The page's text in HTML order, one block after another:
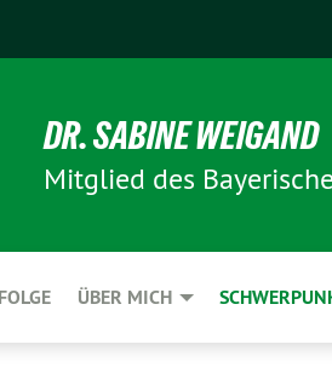
DR. SABINE WEIGAND
Mitglied des
ÜBER MICH